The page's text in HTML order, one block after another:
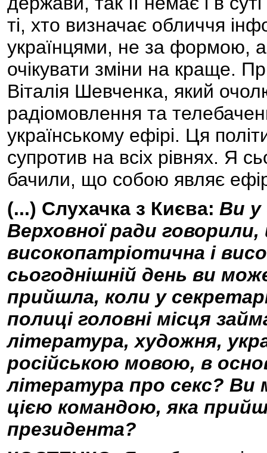
ті, хто визначає обличчя
українцями, не за формою,
очікувати зміни на краще.
Віталія Шевченка, який
радіомовлення та
українському ефірі. Ця
супротив на всіх рівнях. Я
бачили, що собою являє
(...) Слухачка з Києва: Ви у
Верховної ради
високопатріотична і
сьогоднішній день ви
прийшла, коли у
полиці головні місця
література, художня,
російською мовою, в
література про секс?
цією командою, яка
президента?